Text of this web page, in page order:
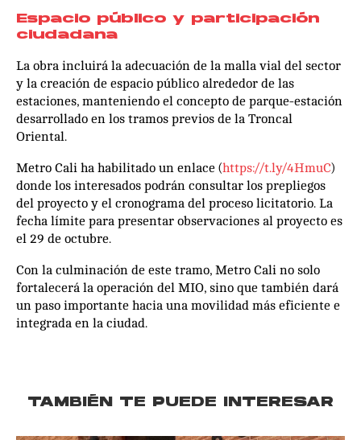
Espacio público y participación
ciudadana
La obra incluirá la adecuación de la malla vial del sector
y la creación de espacio público alrededor de las
estaciones, manteniendo el concepto de parque-estación
desarrollado en los tramos previos de la Troncal
Oriental.
Metro Cali ha habilitado un enlace (https://t.ly/4HmuC)
donde los interesados podrán consultar los prepliegos
del proyecto y el cronograma del proceso licitatorio. La
fecha límite para presentar observaciones al proyecto es
el 29 de octubre.
Con la culminación de este tramo, Metro Cali no solo
fortalecerá la operación del MIO, sino que también dará
un paso importante hacia una movilidad más eficiente e
integrada en la ciudad.
TAMBIÉN TE PUEDE INTERESAR